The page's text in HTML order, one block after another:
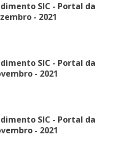
SIC - Portal da
- 2021
SIC - Portal da
- 2021
SIC - Portal da
- 2021